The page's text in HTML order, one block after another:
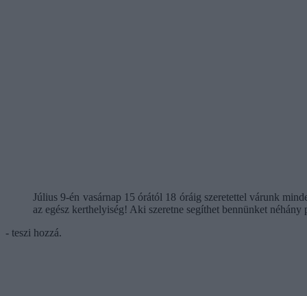
Július 9-én vasárnap 15 órától 18 óráig szeretettel várunk
az egész kerthelyiség! Aki szeretne segíthet bennünket néhány
- teszi hozzá.